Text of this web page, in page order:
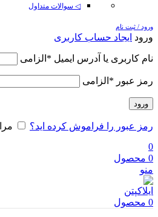
◁ سوالات متداول
ورود / ثبت نام
ورود ایجاد حساب کاربری
نام کاربری یا آدرس ایمیل * الزامی
رمز عبور * الزامی
ورود
رمز عبور را فراموش کرده اید؟
0
0 محصول
منو
0 محصول